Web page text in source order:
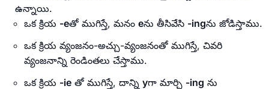
ఉన్నాయి.
ఒక క్రియ -eతో ముగిస్తే, మనం eను తీసివేసి -ingను జోడిస్తాము.
ఒక క్రియ వ్యంజనం-అచ్చు-వ్యంజనంతో ముగిస్తే, చివరి
వ్యంజనాన్ని రెండింతలు చేస్తాము.
ఒక క్రియ -ie తో ముగిస్తే, దాన్ని yగా మార్చి -ing ను